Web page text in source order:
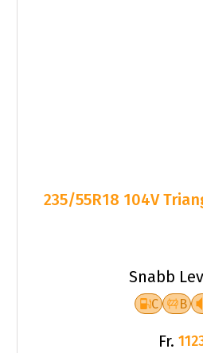
235/55R18 104V
Snabb
C B
Fr.